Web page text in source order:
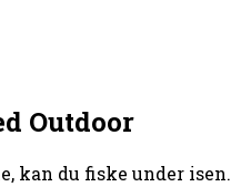
Outdoor
kan du fiske under isen.